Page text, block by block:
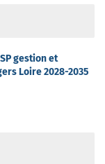
gestion et
Loire 2028-2035